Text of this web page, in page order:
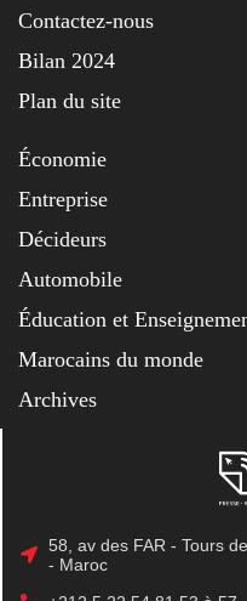
Contactez-nous
Bilan 2024
Plan du site
Économie
Entreprise
Décideurs
Automobile
Éducation et
Marocains du monde
Archives
58, av des FAR - Tours
- Maroc